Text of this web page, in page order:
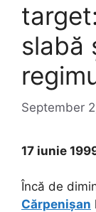
slabă
September
17 iunie
Încă de
Cărpenișan